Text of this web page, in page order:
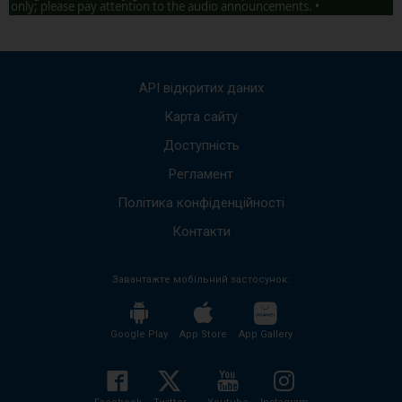
only; please pay attention to the audio announcements. •
API відкритих даних
Карта сайту
Доступність
Регламент
Політика конфіденційності
Контакти
Завантажте мобільний застосунок:
Google Play App Store App Gallery